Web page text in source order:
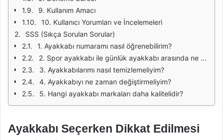
9. Kullanım Amacı
10. Kullanıcı Yorumları ve İncelemeleri
SSS (Sıkça Sorulan Sorular)
1. Ayakkabı numaramı nasıl öğrenebilirim?
2. Spor ayakkabı ile günlük ayakkabı arasında ne fark var?
3. Ayakkabılarımı nasıl temizlemeliyim?
4. Ayakkabıyı ne zaman değiştirmeliyim?
5. Hangi ayakkabı markaları daha kalitelidir?
Ayakkabı Seçerken Dikkat Edilmesi